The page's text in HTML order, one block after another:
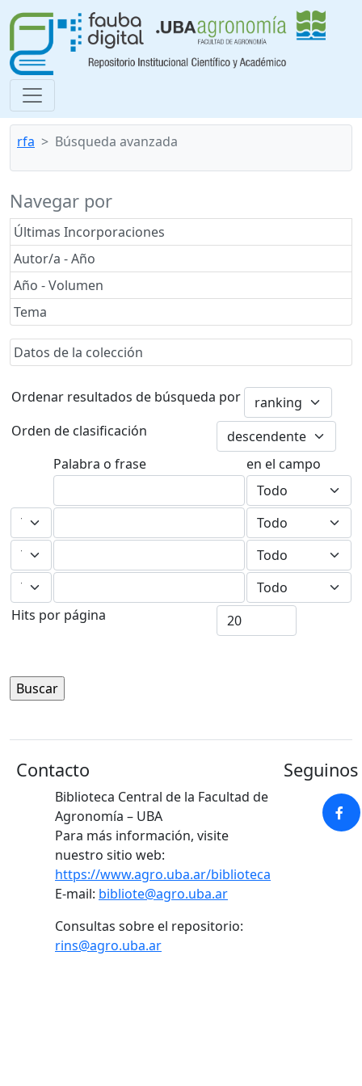
rfa Búsqueda avanzada
Navegar por
Últimas Incorporaciones
Autor/a - Año
Año - Volumen
Tema
Datos de la colección
Ordenar resultados de búsqueda por
Orden de clasificación
Palabra o frase
en el campo
Hits por página
Contacto
Biblioteca Central de la Facultad de
Agronomía – UBA
Para más información, visite
nuestro sitio web:
https://www.agro.uba.ar/biblioteca
E-mail: bibliote@agro.uba.ar
Consultas sobre el repositorio:
rins@agro.uba.ar